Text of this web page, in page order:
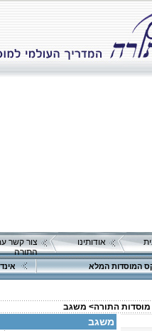
אודותינו
צור קשר
התורה
המוסדות המלא
מוסדות התורה> משגב
משגב